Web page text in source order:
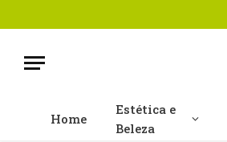
Home
Estética e
Beleza